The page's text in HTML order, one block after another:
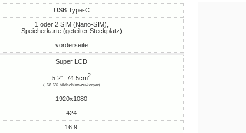
USB Type-C
1 oder 2 SIM (Nano-SIM),
Speicherkarte (geteilter Steckplatz)
vorderseite
Super LCD
5.2", 74.5cm2
(~68.6% bildschirm-zu-körper)
1920x1080
424
16:9